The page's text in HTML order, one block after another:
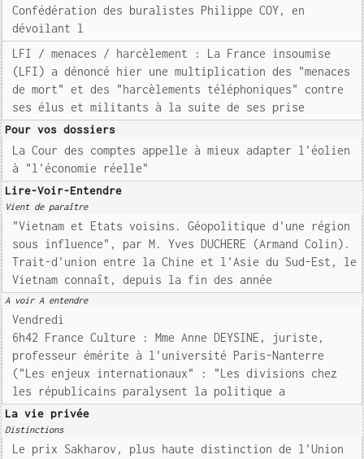
Confédération des buralistes Philippe COY, en
dévoilant l
LFI / menaces / harcèlement : La France insoumise
(LFI) a dénoncé hier une multiplication des "menaces
de mort" et des "harcèlements téléphoniques" contre
ses élus et militants à la suite de ses prise
Pour vos dossiers
La Cour des comptes appelle à mieux adapter l'éolien
à "l'économie réelle"
Lire-Voir-Entendre
Vient de paraître
"Vietnam et Etats voisins. Géopolitique d'une région
sous influence", par M. Yves DUCHERE (Armand Colin).
Trait-d'union entre la Chine et l'Asie du Sud-Est, le
Vietnam connaît, depuis la fin des année
A voir A entendre
Vendredi
6h42 France Culture : Mme Anne DEYSINE, juriste,
professeur émérite à l'université Paris-Nanterre
("Les enjeux internationaux" : "Les divisions chez
les républicains paralysent la politique a
La vie privée
Distinctions
Le prix Sakharov, plus haute distinction de l'Union